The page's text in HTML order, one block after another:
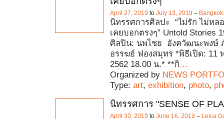
April 27, 2019 to July 13, 2019 –
นิทรรศการศิลปะ “ไม่รัก ไม่หล
เคยบอกตรงๆ” Untold Stories
ศิลปิน: นพไชย อังควัฒนะพงษ์
อรรฆย์ ฟองสมุทร *พิธีเปิด: 11
2562 18.00 น.* **กิ…
Organized by NEWS
Type: art, exhibition, photo,
นิทรรศการ "SENSE OF
April 30, 2019 to June 16, 2019 – Leica